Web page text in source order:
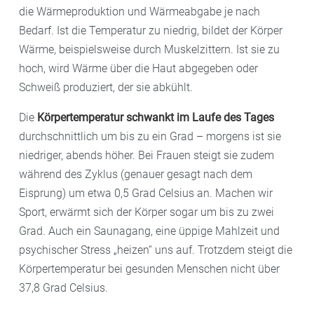
die Wärmeproduktion und Wärmeabgabe je nach
Bedarf. Ist die Temperatur zu niedrig, bildet der Körper
Wärme, beispielsweise durch Muskelzittern. Ist sie zu
hoch, wird Wärme über die Haut abgegeben oder
Schweiß produziert, der sie abkühlt.
Die Körpertemperatur schwankt im Laufe des Tages
durchschnittlich um bis zu ein Grad – morgens ist sie
niedriger, abends höher. Bei Frauen steigt sie zudem
während des Zyklus (genauer gesagt nach dem
Eisprung) um etwa 0,5 Grad Celsius an. Machen wir
Sport, erwärmt sich der Körper sogar um bis zu zwei
Grad. Auch ein Saunagang, eine üppige Mahlzeit und
psychischer Stress „heizen“ uns auf. Trotzdem steigt die
Körpertemperatur bei gesunden Menschen nicht über
37,8 Grad Celsius.